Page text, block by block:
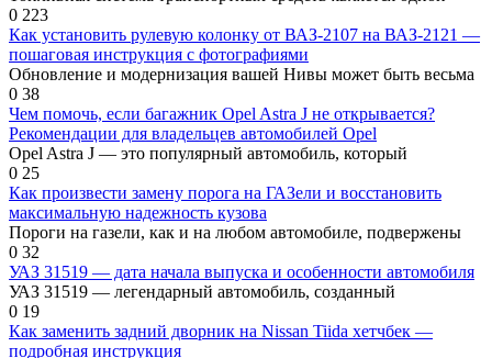
0 223
Как установить рулевую колонку от ВАЗ-2107 на ВАЗ-2121 —
пошаговая инструкция с фотографиями
Обновление и модернизация вашей Нивы может быть весьма
0 38
Чем помочь, если багажник Opel Astra J не открывается?
Рекомендации для владельцев автомобилей Opel
Opel Astra J — это популярный автомобиль, который
0 25
Как произвести замену порога на ГАЗели и восстановить
максимальную надежность кузова
Пороги на газели, как и на любом автомобиле, подвержены
0 32
УАЗ 31519 — дата начала выпуска и особенности автомобиля
УАЗ 31519 — легендарный автомобиль, созданный
0 19
Как заменить задний дворник на Nissan Tiida хетчбек —
подробная инструкция